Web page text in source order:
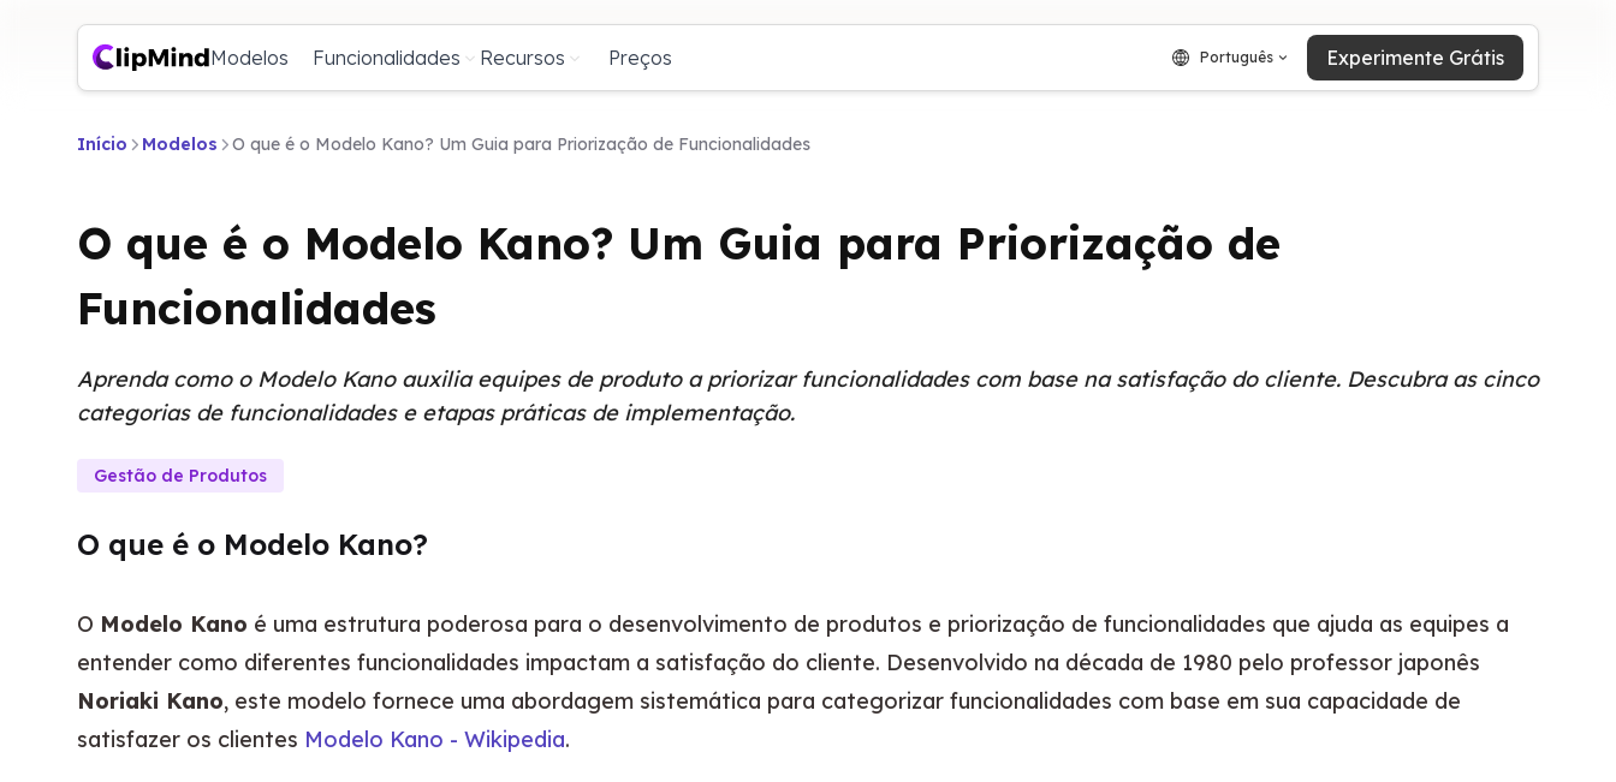
Modelos Funcionalidades Recursos Preços Português Experimente Grátis
Início Modelos O que é o Modelo Kano? Um Guia para Priorização de Funcionalidades
O que é o Modelo Kano? Um Guia para Priorização de
Funcionalidades
Aprenda como o Modelo Kano auxilia equipes de produto a priorizar funcionalidades com base na satisfação do cliente. Descubra as cinco
categorias de funcionalidades e etapas práticas de implementação.
Gestão de Produtos
O que é o Modelo Kano?
O Modelo Kano é uma estrutura poderosa para o desenvolvimento de produtos e priorização de funcionalidades que ajuda as equipes a
Noriaki Kano, este modelo fornece uma abordagem sistemática para categorizar funcionalidades com base em sua capacidade de
satisfazer os clientes Modelo Kano - Wikipedia.